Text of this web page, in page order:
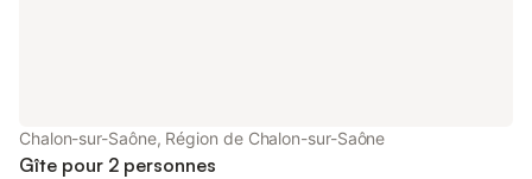
Chalon-sur-Saône, Région de Chalon-sur-Saône
Gîte pour 2 personnes